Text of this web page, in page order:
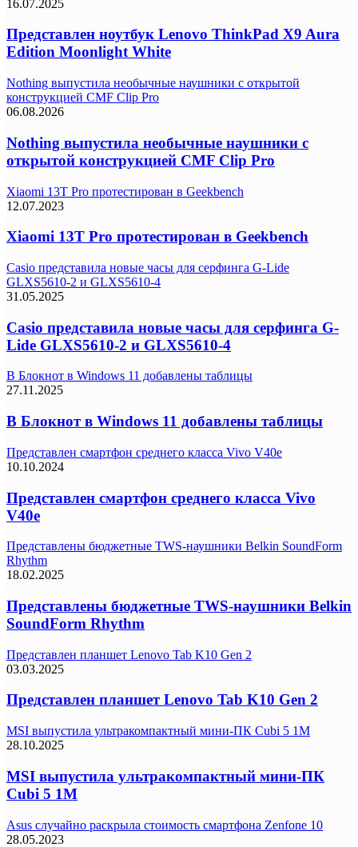
16.07.2025
Представлен ноутбук Lenovo ThinkPad X9 Aura
Edition Moonlight White
Nothing выпустила необычные наушники с открытой
конструкцией CMF Clip Pro
06.08.2026
Nothing выпустила необычные наушники с
открытой конструкцией CMF Clip Pro
Xiaomi 13T Pro протестирован в Geekbench
12.07.2023
Xiaomi 13T Pro протестирован в Geekbench
Casio представила новые часы для серфинга G-Lide
GLXS5610-2 и GLXS5610-4
31.05.2025
Casio представила новые часы для серфинга G-
Lide GLXS5610-2 и GLXS5610-4
В Блокнот в Windows 11 добавлены таблицы
27.11.2025
В Блокнот в Windows 11 добавлены таблицы
Представлен смартфон среднего класса Vivo V40e
10.10.2024
Представлен смартфон среднего класса Vivo
V40e
Представлены бюджетные TWS-наушники Belkin SoundForm
Rhythm
18.02.2025
Представлены бюджетные TWS-наушники Belkin
SoundForm Rhythm
Представлен планшет Lenovo Tab K10 Gen 2
03.03.2025
Представлен планшет Lenovo Tab K10 Gen 2
MSI выпустила ультракомпактный мини-ПК Cubi 5 1M
28.10.2025
MSI выпустила ультракомпактный мини-ПК
Cubi 5 1M
Asus случайно раскрыла стоимость смартфона Zenfone 10
28.05.2023